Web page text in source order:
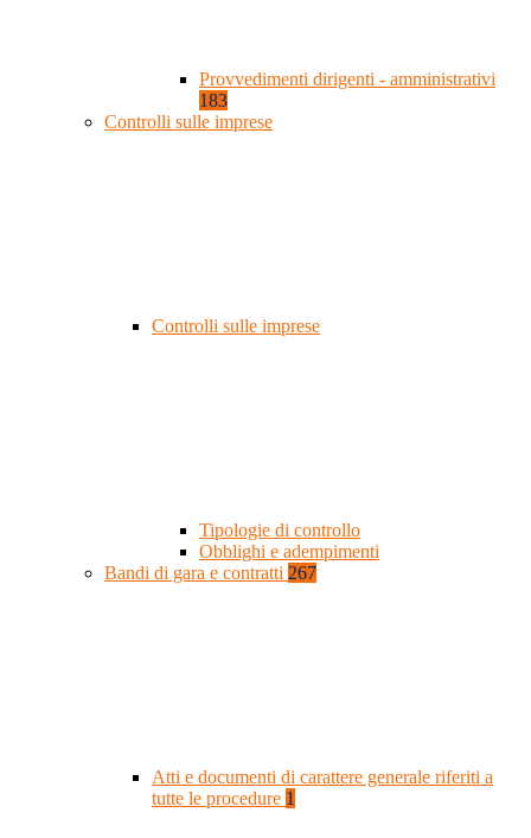
Provvedimenti dirigenti - amministrativi
183
Controlli sulle imprese
Controlli sulle imprese
Tipologie di controllo
Obblighi e adempimenti
Bandi di gara e contratti 267
Atti e documenti di carattere generale riferiti a
tutte le procedure 1